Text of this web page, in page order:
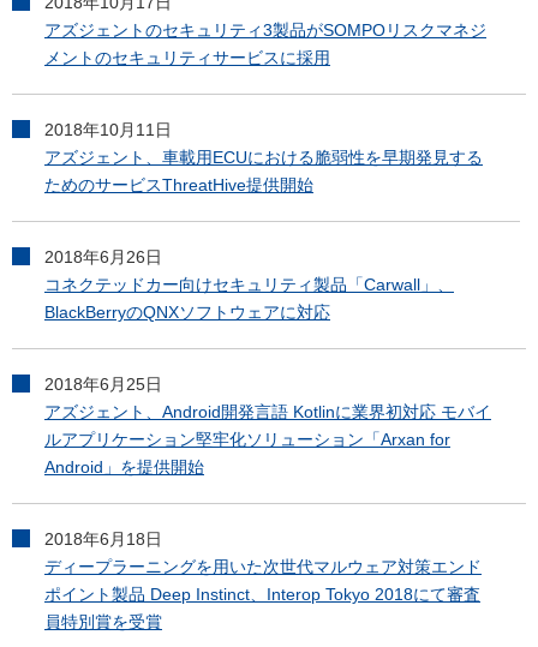
アズジェントのセキュリティ3製品がSOMPOリスクマネジ
メントのセキュリティサービスに採用
2018年10月11日
アズジェント、車載用ECUにおける脆弱性を早期発見する
ためのサービスThreatHive提供開始
2018年6月26日
コネクテッドカー向けセキュリティ製品「Carwall」、
BlackBerryのQNXソフトウェアに対応
2018年6月25日
アズジェント、Android開発言語 Kotlinに業界初対応 モバイ
ルアプリケーション堅牢化ソリューション「Arxan for
Android」を提供開始
2018年6月18日
ディープラーニングを用いた次世代マルウェア対策エンド
ポイント製品 Deep Instinct、Interop Tokyo 2018にて審査
員特別賞を受賞